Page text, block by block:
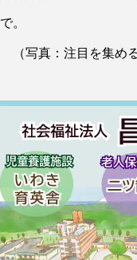
で。
（写真：注目を集め